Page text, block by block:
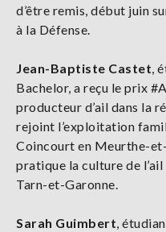
d’être remis, début juin
à la Défense.
Jean-Baptiste Castet,
Bachelor, a reçu le prix
producteur d’ail dans la
rejoint l’exploitation
Coincourt en Meurthe-
pratique la culture de l’ail
Tarn-et-Garonne.
Sarah Guimbert,